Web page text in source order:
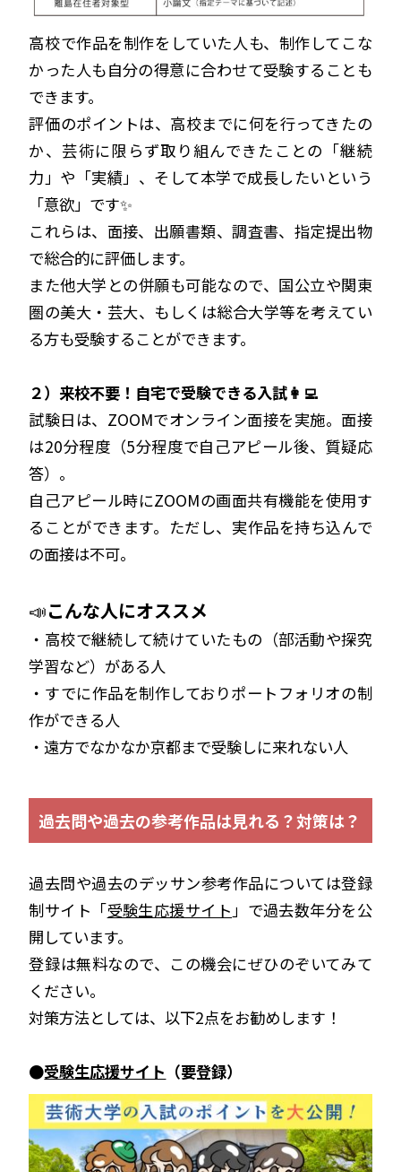
高校で作品を制作をしていた人も、制作してこな
かった人も自分の得意に合わせて受験することも
できます。
評価のポイントは、高校までに何を行ってきたの
か、芸術に限らず取り組んできたことの「継続
力」や「実績」、そして本学で成長したいという
「意欲」です✨
これらは、面接、出願書類、調査書、指定提出物
で総合的に評価します。
また他大学との併願も可能なので、国公立や関東
圏の美大・芸大、もしくは総合大学等を考えてい
る方も受験することができます。
２）来校不要！自宅で受験できる入試👩‍💻
試験日は、ZOOMでオンライン面接を実施。面接
は20分程度（5分程度で自己アピール後、質疑応
答）。
自己アピール時にZOOMの画面共有機能を使用す
ることができます。ただし、実作品を持ち込んで
の面接は不可。
📣こんな人にオススメ
・高校で継続して続けていたもの（部活動や探究
学習など）がある人
・すでに作品を制作しておりポートフォリオの制
作ができる人
・遠方でなかなか京都まで受験しに来れない人
過去問や過去の参考作品は見れる？対策は？
過去問や過去のデッサン参考作品については登録
制サイト「受験生応援サイト 」で過去数年分を公
開しています。
登録は無料なので、この機会にぜひのぞいてみて
ください。
対策方法としては、以下2点をお勧めします！
●受験生応援サイト （要登録）